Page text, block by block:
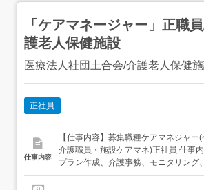
「ケアマネージャー」正職
護老人保健施設
医療法人社団土合会/介護老人保健
正社員
仕事内容
【仕事内容】募集職種ケアマネジャー
介護職員・施設ケアマネ)正社員 仕事
プラン作成、介護事務、モニタリング
当<給与>月給223,300〜265,000円<手